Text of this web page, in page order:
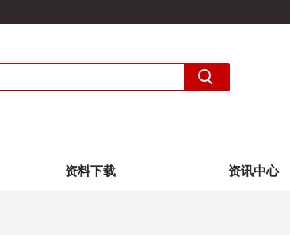
资料下载 资讯中心